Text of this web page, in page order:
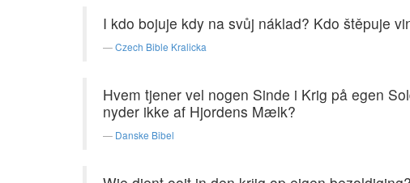
I kdo bojuje kdy na svůj náklad? Kdo štěpuje
Czech Bible Kralicka
Hvem tjener vel nogen Sinde i Krig på egen
nyder ikke af Hjordens Mælk?
Danske Bibel